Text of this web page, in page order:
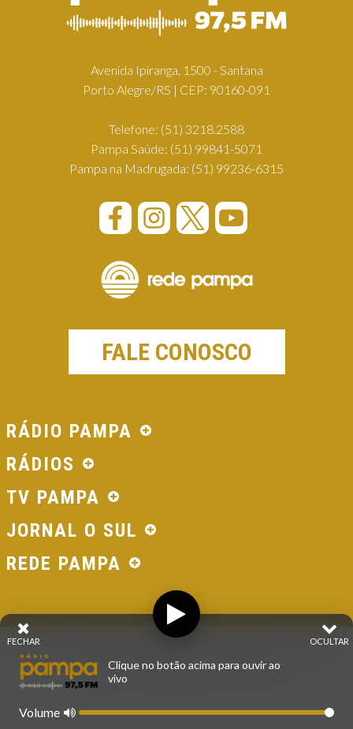
Avenida Ipiranga, 1500 - Santana
Porto Alegre/RS | CEP: 90160-091
Telefone: (51) 3218.2588
Pampa Saúde: (51) 99841-5071
Pampa na Madrugada: (51) 99236-6315
FALE CONOSCO
RÁDIO PAMPA
RÁDIOS
TV PAMPA
JORNAL O SUL
REDE PAMPA
© 2026 - Direitos Reservados - Rádio Pampa - Rede
Pampa de Comunicação | RS - Brasil.
OCULTAR
FECHAR
Clique no botão acima para ouvir ao
vivo
Volume